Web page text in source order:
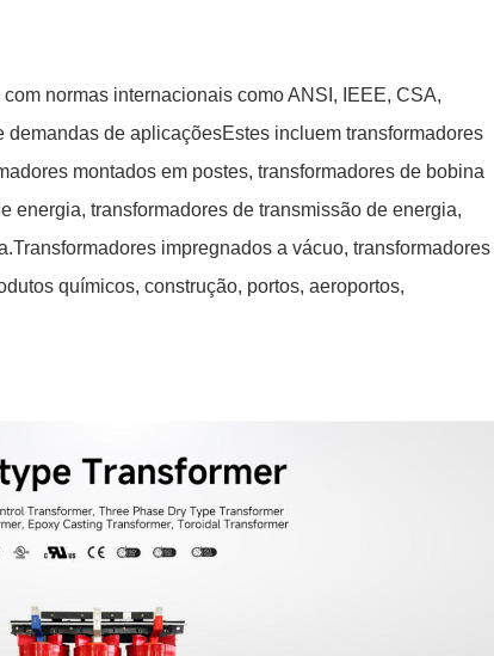
normas internacionais como ANSI, IEEE, CSA,
de aplicaçõesEstes incluem transformadores
montados em postes, transformadores de bobina
energia, transformadores de transmissão de energia,
impregnados a vácuo, transformadores
químicos, construção, portos, aeroportos,